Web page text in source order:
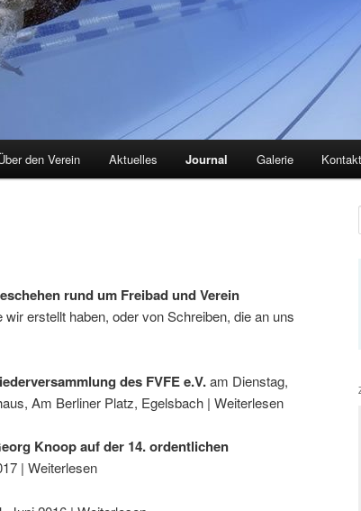
den Verein Aktuelles Journal Galerie Kontakt
rund um Freibad und Verein
erstellt haben, oder von Schreiben, die an uns
des FVFE e.V.am Dienstag,
Am Berliner Platz, Egelsbach | Weiterlesen
Knoop auf der 14. ordentlichen
| Weiterlesen